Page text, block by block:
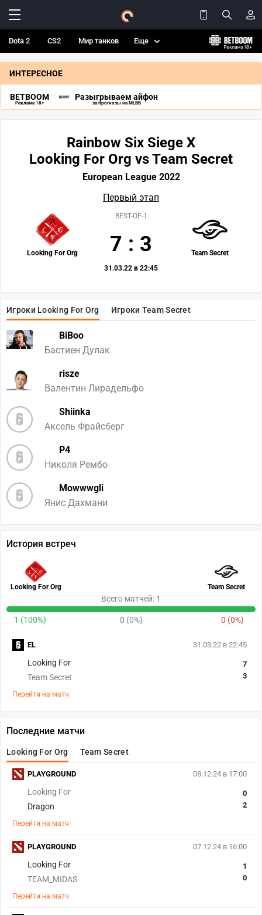
Dota 2 CS2 Мир танков Еще
ИНТЕРЕСНОЕ
BETBOOM
Реклама 18+
Разыгрываем айфон
за прогнозы на MLBB
Игроки Looking For Org Игроки Team Secret
BiBoo
Бастиен Дулак
risze
Валентин Лирадельфо
Shiinka
Аксель Фрайсберг
P4
Николя Рембо
Mowwwgli
Янис Дахмани
Rainbow Six Siege X
Looking For Org vs Team Secret
European League 2022
Первый этап
Looking For Org Team Secret
BEST-OF-1
7 : 3
31.03.22 в 22:45
История встреч
Looking For Org Team Secret
Всего матчей: 1
1 (100%) 0 (0%) 0 (0%)
31.03.22 в 22:45
Looking For
Team Secret
7
3
Перейти на матч
EL
Последние матчи
Looking For Org Team Secret
08.12.24 в 17:00
Looking For
Dragon
0
2
Перейти на матч
PLAYGROUND
07.12.24 в 16:00
Looking For
TEAM_MIDAS
1
0
Перейти на матч
PLAYGROUND